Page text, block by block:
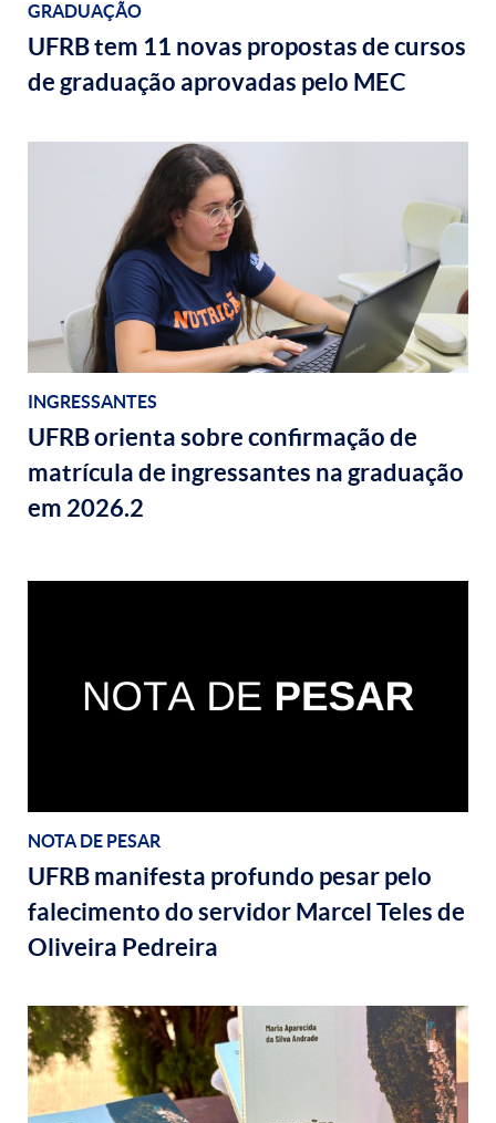
GRADUAÇÃO
UFRB tem 11 novas propostas de cursos
de graduação aprovadas pelo MEC
INGRESSANTES
UFRB orienta sobre confirmação de
matrícula de ingressantes na graduação
em 2026.2
NOTA DE PESAR
UFRB manifesta profundo pesar pelo
falecimento do servidor Marcel Teles de
Oliveira Pedreira